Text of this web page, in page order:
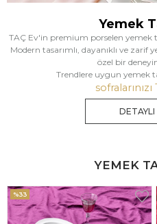
Yemek
TAÇ Ev'in premium porselen yemek
Modern tasarımlı, dayanıklı ve
özel bir
Trendlere uygun yemek
sofralarınızı
DETAYLI
YEMEK
%33